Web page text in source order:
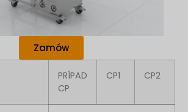
Zamów
PRÍPAD
CP
CP1 CP2